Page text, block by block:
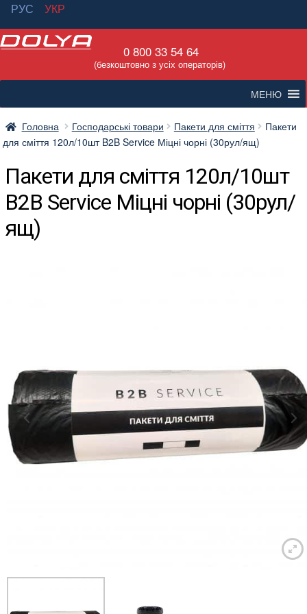
РУС
УКР
Перейти
навігації
Перейти
вмісту
0 800 33 54 64
(безкоштовно з усіх операторів)
МЕНЮ
Головна Господарські товари Пакети для сміття
Пакети
для сміття 120л/10шт B2B Service Міцні чорні (30рул/ящ)
Пакети для сміття 120л/10шт
B2B Service Міцні чорні (30рул/
ящ)